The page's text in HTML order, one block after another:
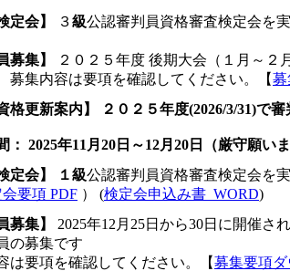
定会】 ３級公認審判員資格審査検定会を実
募集】
２０２５年度 後期大会（１月～２
募集内容は要項を確認してください。【募
格更新案内】 ２０２５年度(2026/3/31)で
： 2025年11月20日～12月20日 （厳守願い
定会】 １級公認審判員資格審査検定会を実
要項 PDF ） (検定会申込み書_WORD)
募集】
2025年12月25日から30日に開催さ
の募集です
は要項を確認してください。【募集要項